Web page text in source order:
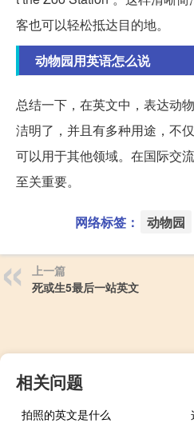
客也可以轻松抵达目的地。
动物园用英语怎么说
总结一下，在英文中，表达动
洁明了，并且有多种用途，不
可以用于其他领域。在国际交
至关重要。
网络标签： 动物园
上一篇
死或生5最后一站英文
相关问题
拍照的英文是什么